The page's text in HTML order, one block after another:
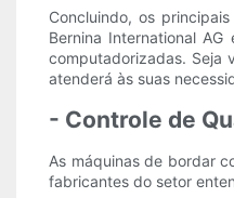
Concluindo, os
Bernina International
computadorizadas. Seja
atenderá às suas
- Controle de
As máquinas de bordar
fabricantes do setor